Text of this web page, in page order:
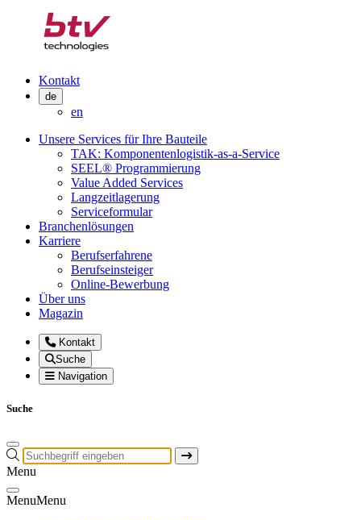
Kontakt
de
en
Unsere Services für Ihre Bauteile
TAK: Komponentenlogistik-as-a-Service
SEEL® Programmierung
Value Added Services
Langzeitlagerung
Serviceformular
Branchenlösungen
Karriere
Berufserfahrene
Berufseinsteiger
Online-Bewerbung
Über uns
Magazin
Kontakt
Suche
Navigation
Suche
Menu
MenuMenu